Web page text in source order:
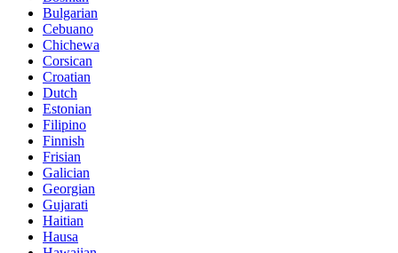
Bulgarian
Cebuano
Chichewa
Corsican
Croatian
Dutch
Estonian
Filipino
Finnish
Frisian
Galician
Georgian
Gujarati
Haitian
Hausa